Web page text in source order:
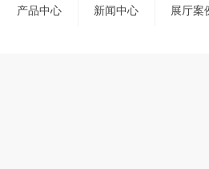
产品中心 新闻中心 展厅案